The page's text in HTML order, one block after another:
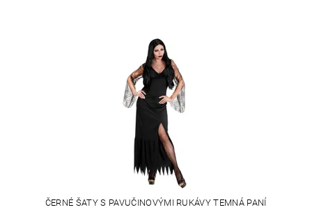
ČERNÉ ŠATY S PAVUČINOVÝMI RUKÁVY TEMNÁ PANÍ